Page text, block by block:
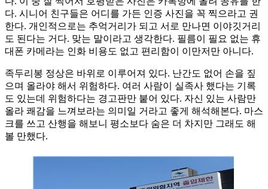
다. 시니어 친구들은 어디를 가든 인증 사진을 꼭 찍으라고 권
한다. 개인적으로는 추억거리가 되고 서로 만나면 이야깃거리
도 된다는 거다. 맞는 말이라고 생각한다. 필름이 필요 없는 휴
대폰 카메라는 인화 비용도 없고 편리함이 이만저만 아니다.
족두리봉 정상은 바위로 이루어져 있다. 난간도 없어 손을 짚
으며 올라야 해서 위험하다. 여러 사람이 실족사 했다는 기록
도 있는데 위험하다는 경고판만 붙어 있다. 자신 있는 사람만
올라 쾌감을 느껴보라는 의미일 거라고 좋게 해석해본다. 마스
크를 쓰고 산행을 해보니 평소보다 숨은 더 차지만 그래도 해
볼 만했다.